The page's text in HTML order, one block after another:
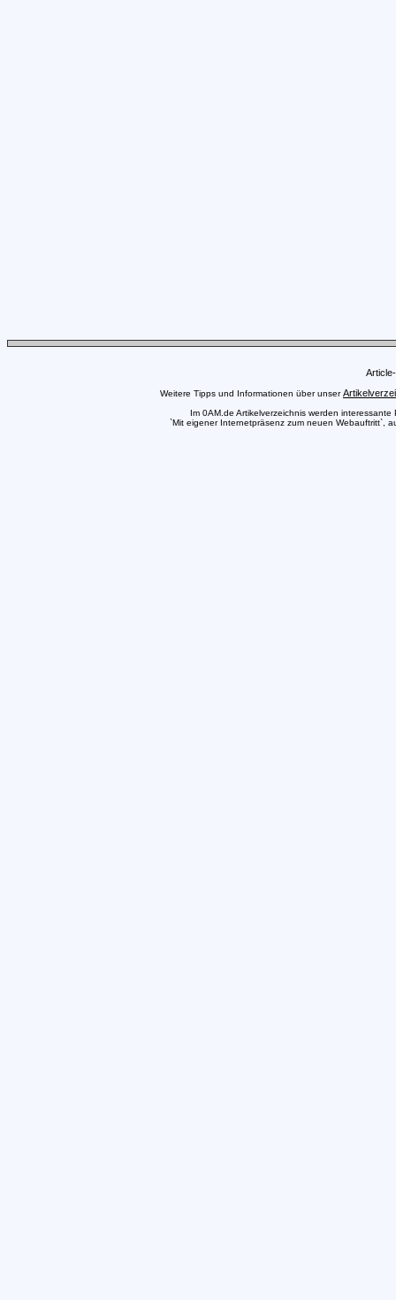
Weitere Tipps und Informationen über unser
Im 0AM.de Artikelverzeichnis werden
`Mit eigener Internetpräsenz zum neuen Webauftritt`,